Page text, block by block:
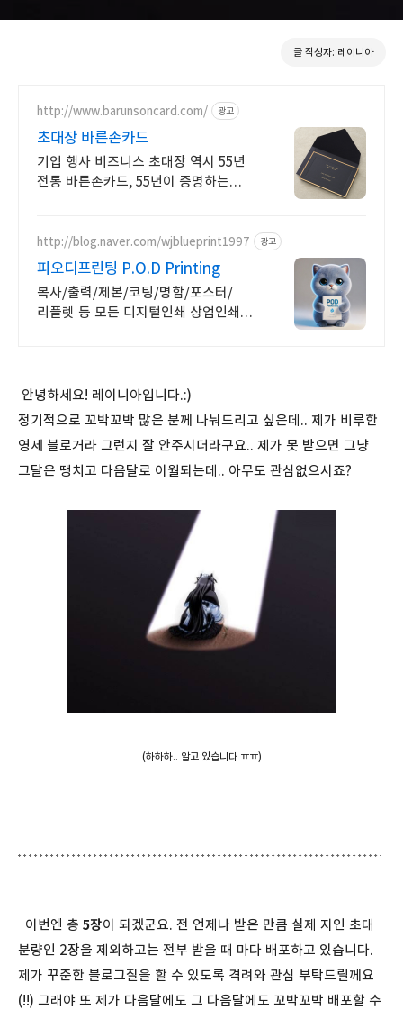
글 작성자: 레이니아
http://www.barunsoncard.com/ 광고
초대장 바른손카드
기업 행사 비즈니스 초대장 역시 55년
전통 바른손카드, 55년이 증명하는
http://blog.naver.com/wjblueprint1997 광고
피오디프린팅 P.O.D Printing
복사/출력/제본/코팅/명함/포스터/
리플렛 등 모든 디지털인쇄 상업인쇄
안녕하세요! 레이니아입니다.:)
정기적으로 꼬박꼬박 많은 분께 나눠드리고 싶은데.. 제가 비루한
영세 블로거라 그런지 잘 안주시더라구요.. 제가 못 받으면 그냥
그달은 땡치고 다음달로 이월되는데.. 아무도 관심없으시죠?
(하하하.. 알고 있습니다 ㅠㅠ)
이번엔 총 5장이 되겠군요. 전 언제나 받은 만큼 실제 지인 초대
분량인 2장을 제외하고는 전부 받을 때 마다 배포하고 있습니다.
제가 꾸준한 블로그질을 할 수 있도록 격려와 관심 부탁드릴께요
(!!) 그래야 또 제가 다음달에도 그 다음달에도 꼬박꼬박 배포할 수